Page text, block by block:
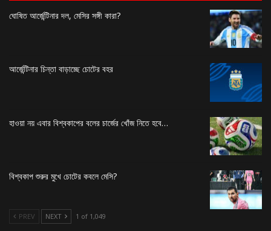
ঘোষিত আর্জেন্টিনার দল, মেসির সঙ্গী কারা?
আর্জেন্টিনার চিন্তা বাড়াচ্ছে চোটের বহর
হাওয়া নয় এবার বিশ্বকাপের বলের চার্জের খোঁজ নিতে হবে…
বিশ্বকাপ শুরুর মুখে চোটের কবলে মেসি?
PREV NEXT 1 of 1,049